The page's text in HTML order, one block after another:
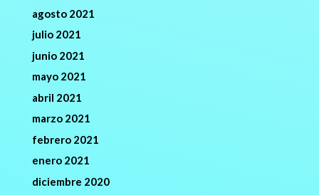
agosto 2021
julio 2021
junio 2021
mayo 2021
abril 2021
marzo 2021
febrero 2021
enero 2021
diciembre 2020